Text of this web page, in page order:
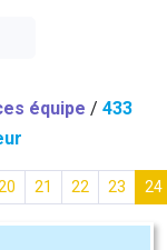
équipe / 433
21 22 23 24